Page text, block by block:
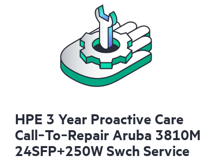
HPE 3 Year Proactive Care
Call‑To‑Repair Aruba 3810M
24SFP+250W Swch Service